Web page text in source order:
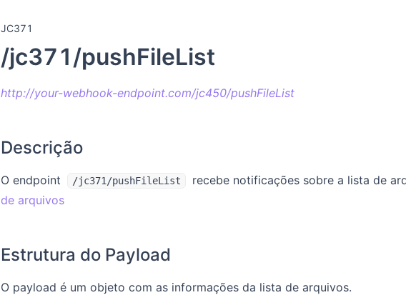
JC371
/jc371/pushFileList
http://your-webhook-endpoint.com/jc450/pushFileList
Descrição
O endpoint /jc371/pushFileList recebe notificações sobre a lista de
de arquivos
Estrutura do Payload
O payload é um objeto com as informações da lista de arquivos.